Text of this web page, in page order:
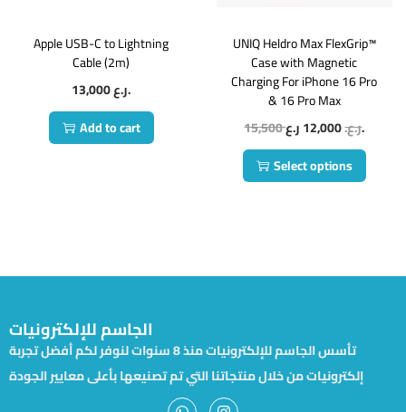
Apple USB-C to Lightning
Cable (2m)
13,000
ر.ع.
Add to cart
UNIQ Heldro Max FlexGrip™
Case with Magnetic
Charging For iPhone 16 Pro
& 16 Pro Max
15,500
ر.ع.12,000
ر.ع.
Select options
الجاسم للإلكترونيات
تأسس الجاسم للإلكترونيات منذ 8 سنوات لنوفر لكم أفضل تجربة
إلكترونيات من خلال منتجاتنا التي تم تصنيعها بأعلى معايير الجودة